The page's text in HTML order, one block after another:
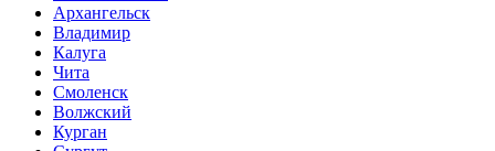
Архангельск
Владимир
Калуга
Чита
Смоленск
Волжский
Курган